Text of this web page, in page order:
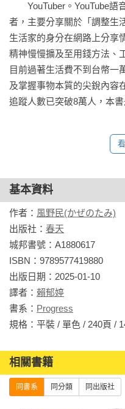
在本書的內容中，作者會
金錢的使用方法和管理，以
些都是作者為了追求「讓自
試與摸索所得到的心得。
「我用你教的方法，每個月
原本不會理財，可是現在我
而是他們在「需要的時候」
書，而在接下來的閱讀過程
許就是現在的你所「需要的
低成本生活與極簡生活或簡
是不會對你的心靈和錢包增
本書作者在不適應的環境裡
給搞壞了。於是，他重新檢
原因，最後摸索出每個月花
活。
看起來帥氣的人們、努力工
等，教你如何卸下束縛自己
書。
YouTuber。YouTube語
者，主要分享關於「調整生
生活家的身分在網路上分享
精神慢慢擴及至用錢方法、
目前過著生活費不到台幣一
及掌握事物本質的尖銳內容
追蹤人數已突破8萬人，本
基本資料
作者： 風野民(かぜのたみ)
出版社： 春天
城邦書號：A1880617
ISBN：9789577419880
出版日期：2025-01-10
譯者： 賴郁婷
書系： Progress
規格：平裝 / 單色 /
相關書籍
同書系 同分類 同出版社